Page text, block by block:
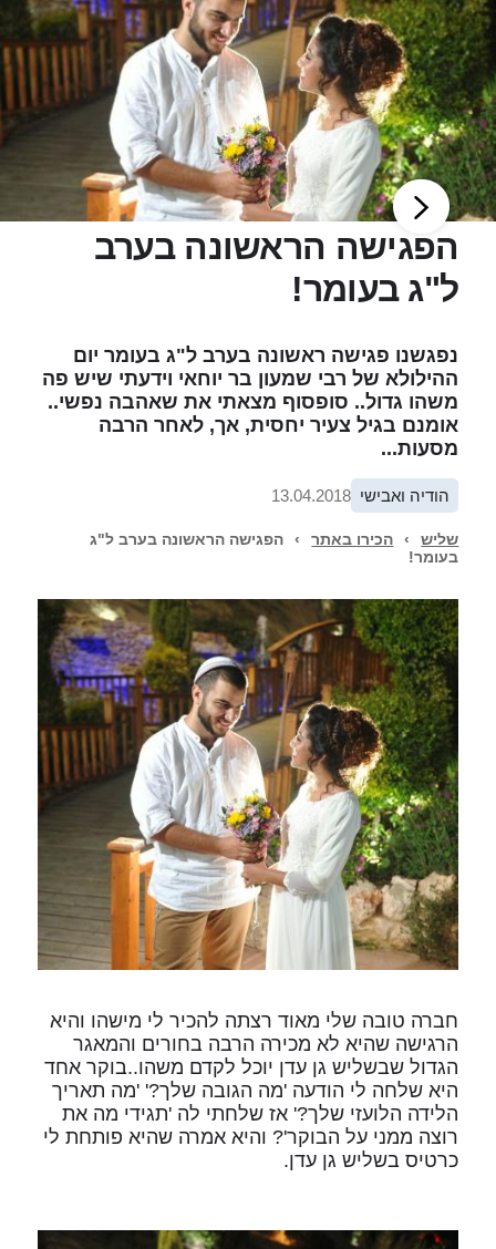
הפגישה הראשונה בערב
ל"ג בעומר!
נפגשנו פגישה ראשונה בערב ל"ג בעומר יום
ההילולא של רבי שמעון בר יוחאי וידעתי שיש פה
משהו גדול.. סופסוף מצאתי את שאהבה נפשי..
אומנם בגיל צעיר יחסית, אך, לאחר הרבה
מסעות...
הודיה ואבישי 13.04.2018
שליש › הכירו באתר ›
הפגישה הראשונה בערב ל"ג
בעומר!
חברה טובה שלי מאוד רצתה להכיר לי מישהו והיא
הרגישה שהיא לא מכירה הרבה בחורים והמאגר
הגדול שבשליש גן עדן יוכל לקדם משהו..בוקר אחד
היא שלחה לי הודעה 'מה הגובה שלך?' 'מה תאריך
הלידה הלועזי שלך?' אז שלחתי לה 'תגידי מה את
רוצה ממני על הבוקר'? והיא אמרה שהיא פותחת לי
כרטיס בשליש גן עדן.